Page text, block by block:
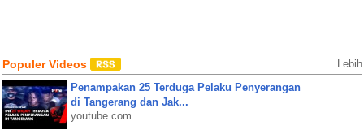
Populer Videos Lebih
Penampakan 25 Terduga Pelaku Penyerangan
di Tangerang dan Jak...
youtube.com